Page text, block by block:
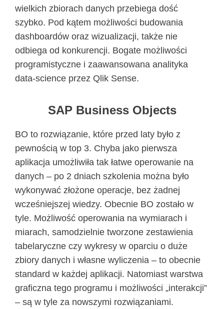
wielkich zbiorach danych przebiega dość
szybko. Pod kątem możliwości budowania
dashboardów oraz wizualizacji, także nie
odbiega od konkurencji. Bogate możliwości
programistyczne i zaawansowana analityka
data-science przez Qlik Sense.
SAP Business Objects
BO to rozwiązanie, które przed laty było z
pewnością w top 3. Chyba jako pierwsza
aplikacja umożliwiła tak łatwe operowanie na
danych – po 2 dniach szkolenia można było
wykonywać złożone operacje, bez żadnej
wcześniejszej wiedzy. Obecnie BO zostało w
tyle. Możliwość operowania na wymiarach i
miarach, samodzielnie tworzone zestawienia
tabelaryczne czy wykresy w oparciu o duże
zbiory danych i własne wyliczenia – to obecnie
standard w każdej aplikacji. Natomiast warstwa
graficzna tego programu i możliwości „interakcji”
– są w tyle za nowszymi rozwiązaniami.